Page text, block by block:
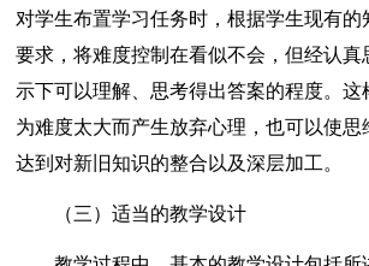
对学生布置学习任务时，根据学生现有的
要求，将难度控制在看似不会，但经认真
示下可以理解、思考得出答案的程度。这
为难度太大而产生放弃心理，也可以使思
达到对新旧知识的整合以及深层加工。
（三）适当的教学设计